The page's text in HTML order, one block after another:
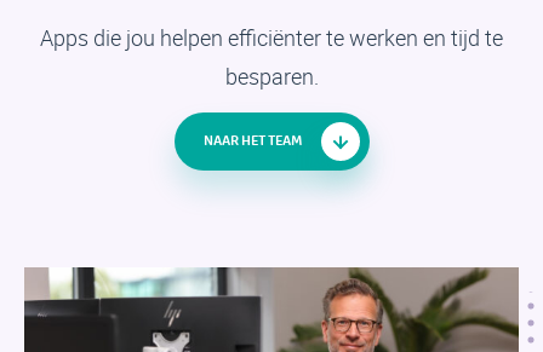
Apps die jou helpen efficiënter te werken en tijd te
besparen.
NAAR HET TEAM